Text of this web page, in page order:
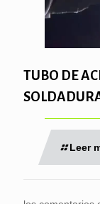
TUBO DE
Leer